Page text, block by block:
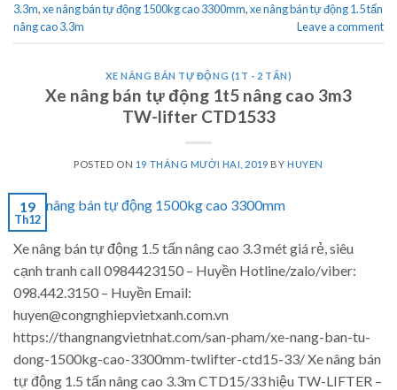
3.3m,xe nâng bán tự động 1500kg cao 3300mm,xe nâng bán tự động 1.5 tấn
nâng cao 3.3m
Leave a comment
XE NÂNG BÁN TỰ ĐỘNG (1T - 2 TẤN)
Xe nâng bán tự động 1t5 nâng cao 3m3
TW-lifter CTD1533
POSTED ON 19 THÁNG MƯỜI HAI, 2019 BY HUYEN
19
Th12
Xe nâng bán tự động 1.5 tấn nâng cao 3.3 mét giá rẻ, siêu
cạnh tranh call 0984423150 – Huyền Hotline/zalo/viber:
098.442.3150 – Huyền Email:
huyen@congnghiepvietxanh.com.vn
https://thangnangvietnhat.com/san-pham/xe-nang-ban-tu-
dong-1500kg-cao-3300mm-twlifter-ctd15-33/ Xe nâng bán
tự động 1.5 tấn nâng cao 3.3m CTD15/33 hiệu TW-LIFTER –